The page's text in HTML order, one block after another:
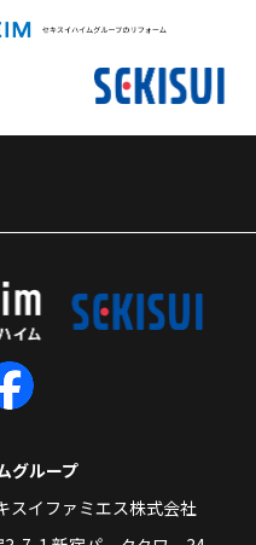
グループ
スイファミエス株式会社